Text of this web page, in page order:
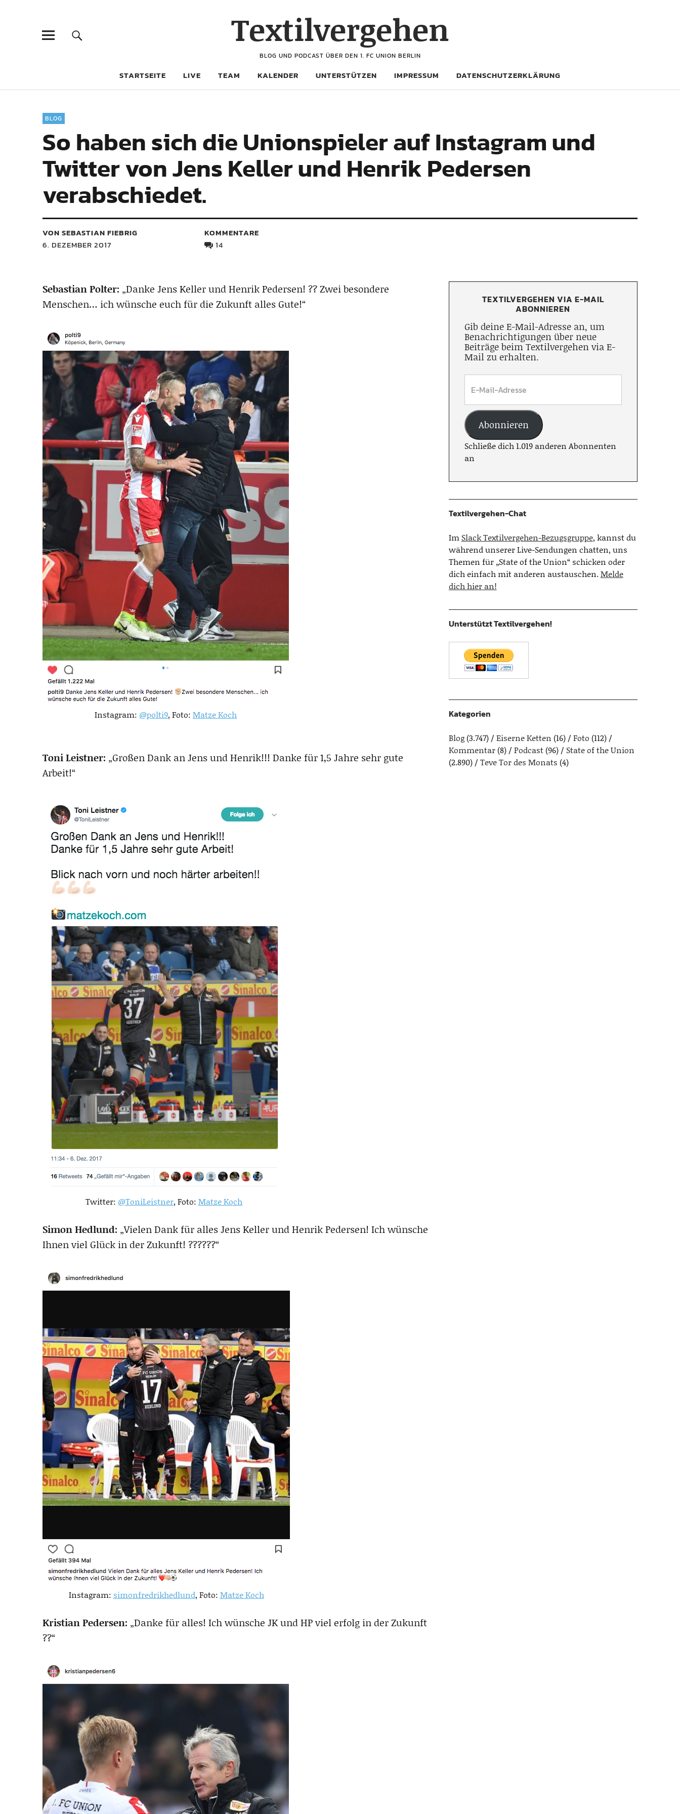
Textilvergehen
BLOG UND PODCAST ÜBER DEN 1. FC UNION BERLIN
STARTSEITE LIVE TEAM KALENDER UNTERSTÜTZEN IMPRESSUM DATENSCHUTZERKLÄRUNG
BLOG
So haben sich die Unionspieler auf Instagram und
Twitter von Jens Keller und Henrik Pedersen
verabschiedet.
VON SEBASTIAN FIEBRIG
6. DEZEMBER 2017
KOMMENTARE
14
Sebastian Polter: „Danke Jens Keller und Henrik Pedersen! ?? Zwei besondere
Menschen… ich wünsche euch für die Zukunft alles Gute!“
Instagram: @polti9, Foto: Matze Koch
Toni Leistner: „Großen Dank an Jens und Henrik!!! Danke für 1,5 Jahre sehr gute
Arbeit!“
Twitter: @ToniLeistner, Foto: Matze Koch
Simon Hedlund: „Vielen Dank für alles Jens Keller und Henrik Pedersen! Ich wünsche
Ihnen viel Glück in der Zukunft! ??????“
Instagram: simonfredrikhedlund, Foto: Matze Koch
Kristian Pedersen: „Danke für alles! Ich wünsche JK und HP viel erfolg in der Zukunft
??“
TEXTILVERGEHEN VIA E-MAIL
ABONNIEREN
Gib deine E-Mail-Adresse an, um
Benachrichtigungen über neue
Beiträge beim Textilvergehen via E-
Mail zu erhalten.
Abonnieren
Schließe dich 1.019 anderen Abonnenten
an
Textilvergehen-Chat
Im Slack Textilvergehen-Bezugsgruppe, kannst du
während unserer Live-Sendungen chatten, uns
Themen für „State of the Union“ schicken oder
dich einfach mit anderen austauschen.Melde
dich hier an!
Unterstützt Textilvergehen!
Kategorien
Blog(3.747) Eiserne Ketten (16) Foto (112)
Kommentar(8) Podcast(96)
State of the Union
(2.890)
Teve Tor des Monats (4)